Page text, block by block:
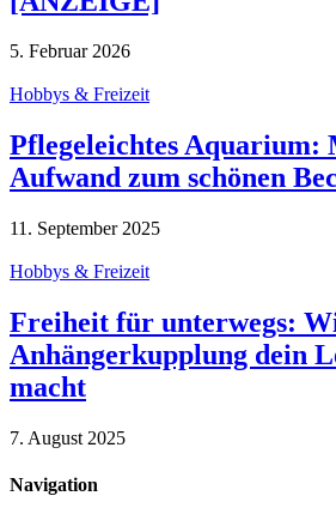
5. Februar 2026
Hobbys & Freizeit
Pflegeleichtes Aquarium:
Aufwand zum schönen
11. September 2025
Hobbys & Freizeit
Freiheit für unterwegs:
Anhängerkupplung dein
macht
7. August 2025
Navigation